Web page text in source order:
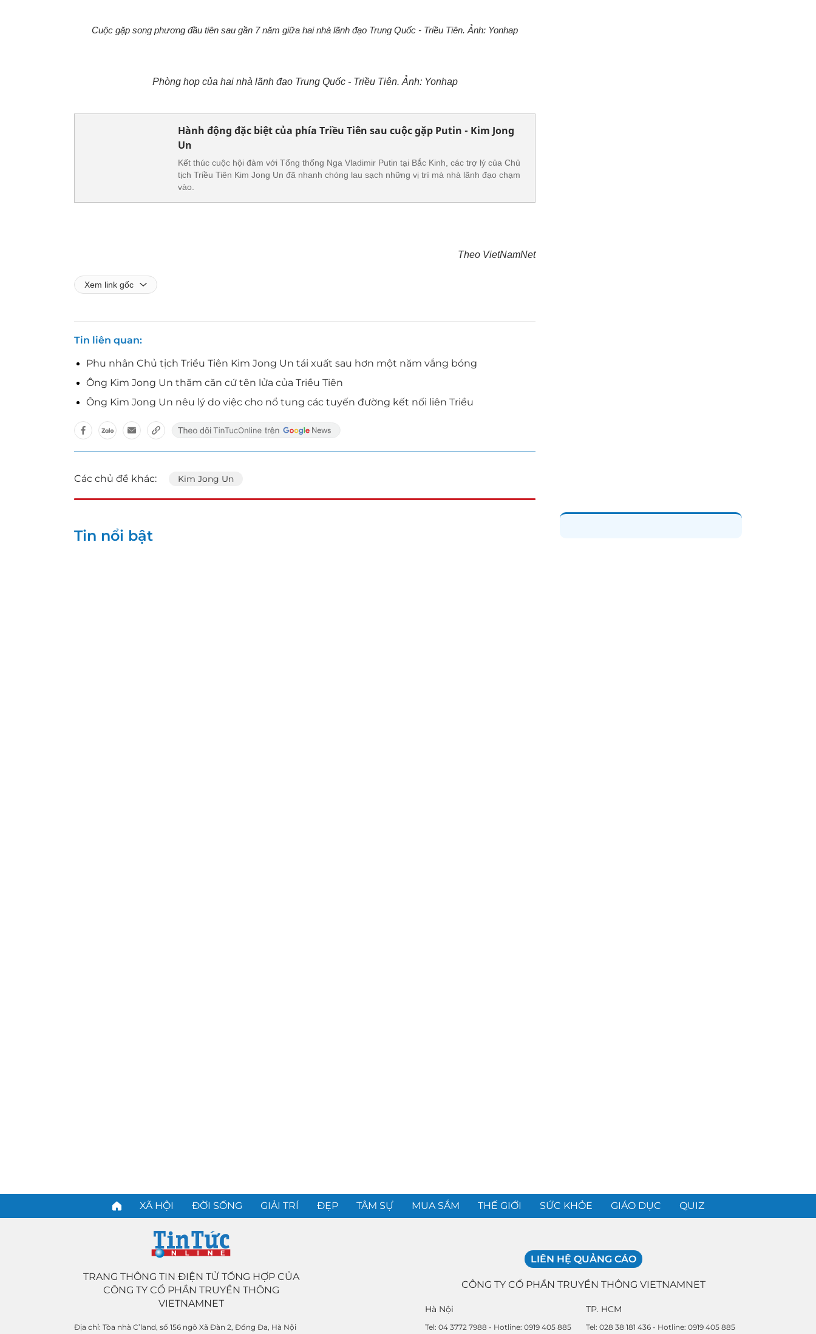
Cuộc gặp song phương đầu tiên sau gần 7 năm giữa hai nhà lãnh đạo Trung Quốc - Triều Tiên. Ảnh: Yonhap
Phòng họp của hai nhà lãnh đạo Trung Quốc - Triều Tiên. Ảnh: Yonhap
Hành động đặc biệt của phía Triều Tiên sau cuộc gặp Putin - Kim Jong
Un
Kết thúc cuộc hội đàm với Tổng thống Nga Vladimir Putin tại Bắc Kinh, các trợ lý của Chủ
tịch Triều Tiên Kim Jong Un đã nhanh chóng lau sạch những vị trí mà nhà lãnh đạo chạm
vào.
Theo VietNamNet
Xem link gốc
Tin liên quan
Phu nhân Chủ tịch Triều Tiên Kim Jong Un tái xuất sau hơn một năm vắng bóng
Ông Kim Jong Un thăm căn cứ tên lửa của Triều Tiên
Ông Kim Jong Un nêu lý do việc cho nổ tung các tuyến đường kết nối liên Triều
Các chủ đề khác: Kim Jong Un
Tin nổi bật
XÃ HỘI ĐỜI SỐNG GIẢI TRÍ ĐẸP TÂM SỰ MUA SẮM THẾ GIỚI SỨC KHỎE GIÁO DỤC QUIZ
TRANG THÔNG TIN ĐIỆN TỬ TỔNG HỢP CỦA
CÔNG TY CỔ PHẦN TRUYỀN THÔNG
VIETNAMNET
Địa chỉ: Tòa nhà C’land, số 156 ngõ Xã Đàn 2, Đống Đa, Hà Nội
LIÊN HỆ QUẢNG CÁO
CÔNG TY CỔ PHẦN TRUYỀN THÔNG VIETNAMNET
Hà Nội
Tel: 04 3772 7988 - Hotline: 0919 405 885
TP. HCM
Tel: 028 38 181 436 - Hotline: 0919 405 885